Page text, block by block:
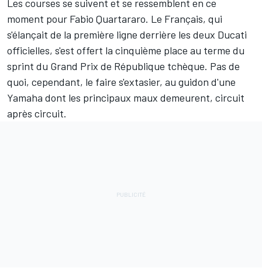
Les courses se suivent et se ressemblent en ce
moment pour Fabio Quartararo. Le Français, qui
s'élançait de la première ligne derrière les deux Ducati
officielles, s'est offert la cinquième place au terme du
sprint du Grand Prix de République tchèque. Pas de
quoi, cependant, le faire s'extasier, au guidon d'une
Yamaha dont les principaux maux demeurent, circuit
après circuit.